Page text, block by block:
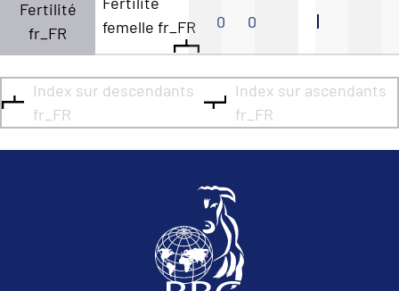
Fertilité
fr_FR
femelle fr_FR
0 0
Index sur descendants
fr_FR
Index sur ascendants
fr_FR